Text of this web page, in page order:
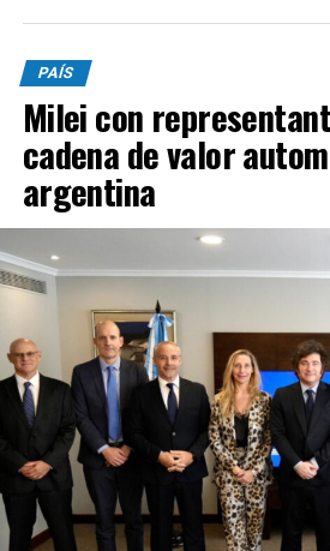
PAÍS
Milei con
cadena de valor
argentina